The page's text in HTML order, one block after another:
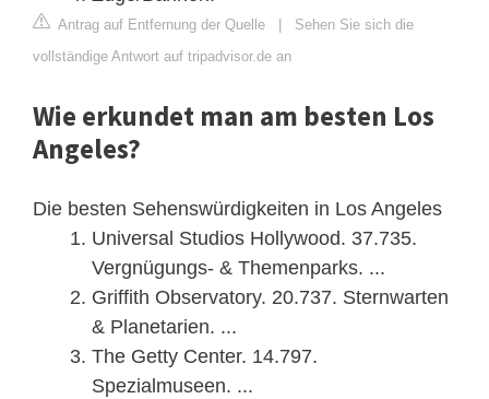
Antrag auf Entfernung der Quelle
Sehen Sie sich die
vollständige Antwort auf tripadvisor.de an
Wie erkundet man am besten Los
Angeles?
Die besten Sehenswürdigkeiten in Los Angeles
Universal Studios Hollywood. 37.735.
Vergnügungs- & Themenparks. ...
Griffith Observatory. 20.737. Sternwarten
& Planetarien. ...
The Getty Center. 14.797.
Spezialmuseen. ...